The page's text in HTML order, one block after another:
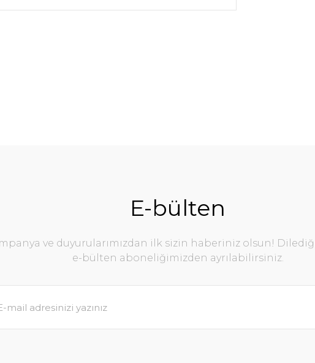
E-bülten
ve duyurularımızdan ilk sizin haberiniz olsun!
e-bülten aboneliğimizden ayrılabilirsiniz.